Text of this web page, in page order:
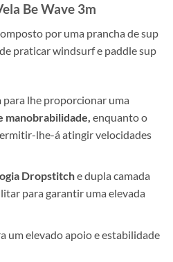
Be Wave 3m
por uma prancha de sup
praticar windsurf e paddle sup
lhe proporcionar uma
manobrabilidade, enquanto o
lhe-á atingir velocidades
Dropstitche dupla camada
para garantir uma elevada
um elevado apoio e estabilidade